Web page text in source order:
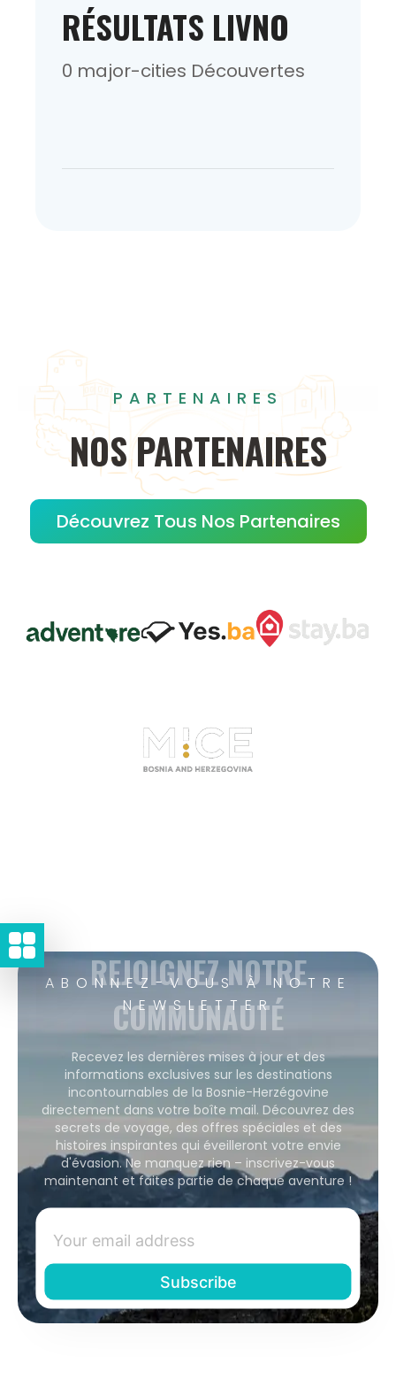
RÉSULTATS LIVNO
0 major-cities Découvertes
PARTENAIRES
NOS PARTENAIRES
Découvrez Tous Nos Partenaires
ABONNEZ-VOUS À NOTRE
NEWSLETTER
REJOIGNEZ NOTRE
COMMUNAUTÉ
Recevez les dernières mises à jour et des
informations exclusives sur les destinations
incontournables de la Bosnie-Herzégovine
directement dans votre boîte mail. Découvrez des
secrets de voyage, des offres spéciales et des
histoires inspirantes qui éveilleront votre envie
d'évasion. Ne manquez rien – inscrivez-vous
maintenant et faites partie de chaque aventure !